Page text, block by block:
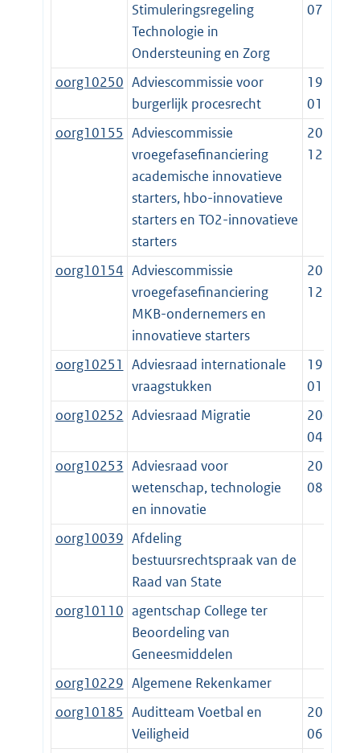
Stimuleringsregeling
Technologie in
Ondersteuning en Zorg
07-01
oorg10250 Adviescommissie voor
burgerlijk procesrecht
1997-
01-01
oorg10155 Adviescommissie
vroegefasefinanciering
academische innovatieve
starters, hbo-innovatieve
starters en TO2-innovatieve
starters
2014-
12-19
oorg10154 Adviescommissie
vroegefasefinanciering
MKB-ondernemers en
innovatieve starters
2014-
12-19
oorg10251
Adviesraad internationale
vraagstukken
1998-
01-01
oorg10252 Adviesraad Migratie
2001-
04-01
oorg10253 Adviesraad voor
wetenschap, technologie
en innovatie
2014-
08-01
oorg10039 Afdeling
bestuursrechtspraak van de
Raad van State
oorg10110 agentschap College ter
Beoordeling van
Geneesmiddelen
oorg10229 Algemene Rekenkamer
oorg10185 Auditteam Voetbal en
Veiligheid
2012-
06-27